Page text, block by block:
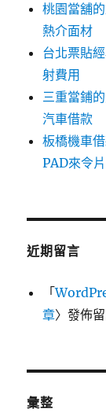
桃園當舖
熱介面材
台北票貼
射費用
三重當鋪
汽車借款
板橋機車
PAD來令片
近期留言
「
章〉發佈
彙整